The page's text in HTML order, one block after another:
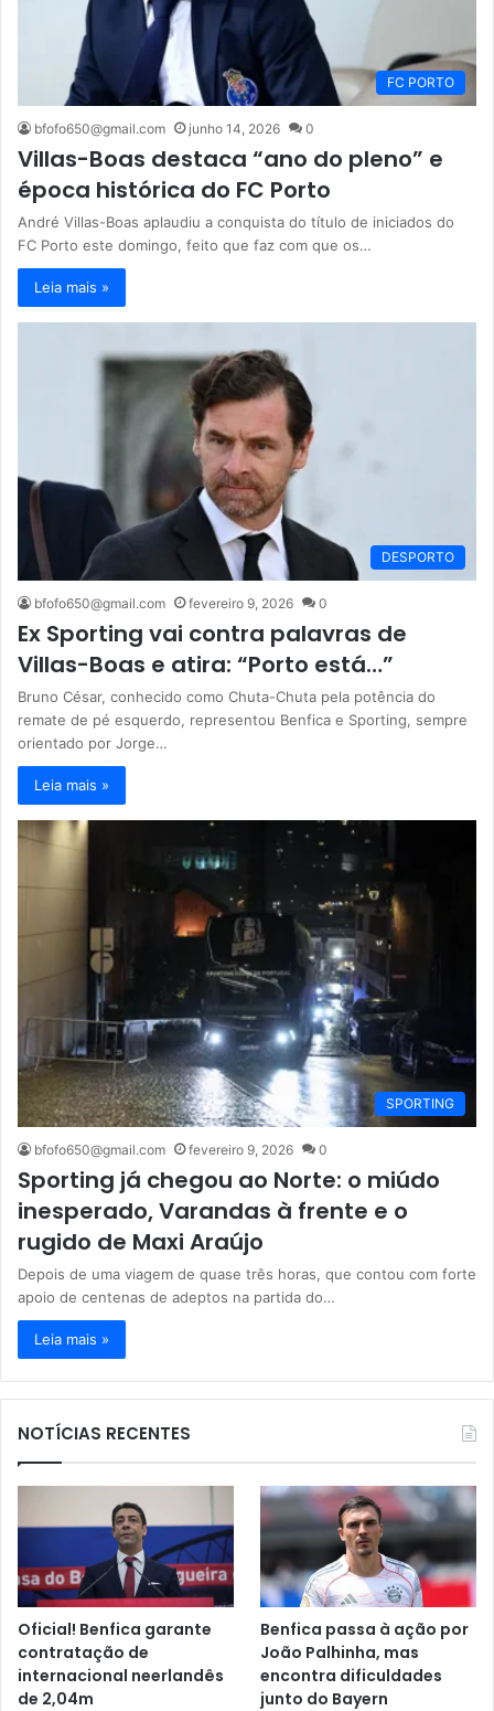
FC PORTO
bfofo650@gmail.com junho 14, 2026 0
Villas-Boas destaca “ano do pleno” e
época histórica do FC Porto
André Villas-Boas aplaudiu a conquista do título de iniciados do
FC Porto este domingo, feito que faz com que os…
Leia mais »
DESPORTO
bfofo650@gmail.com fevereiro 9, 2026 0
Ex Sporting vai contra palavras de
Villas-Boas e atira: “Porto está…”
Bruno César, conhecido como Chuta-Chuta pela potência do
remate de pé esquerdo, representou Benfica e Sporting, sempre
orientado por Jorge…
Leia mais »
SPORTING
bfofo650@gmail.com fevereiro 9, 2026 0
Sporting já chegou ao Norte: o miúdo
inesperado, Varandas à frente e o
rugido de Maxi Araújo
Depois de uma viagem de quase três horas, que contou com forte
apoio de centenas de adeptos na partida do…
Leia mais »
NOTÍCIAS RECENTES
Oficial! Benfica garante
contratação de
internacional neerlandês
de 2,04m
Benfica passa à ação por
João Palhinha, mas
encontra dificuldades
junto do Bayern